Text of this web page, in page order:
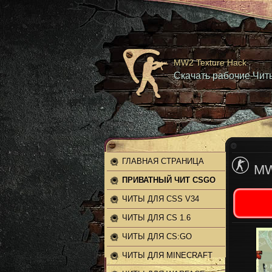
MW2 Texture Hack
Скачать рабочие
ГЛАВНАЯ СТРАНИЦА
ПРИВАТНЫЙ ЧИТ CSGO
ЧИТЫ ДЛЯ CSS V34
ЧИТЫ ДЛЯ CS 1.6
ЧИТЫ ДЛЯ CS:GO
ЧИТЫ ДЛЯ MINECRAFT